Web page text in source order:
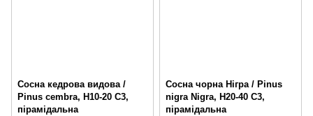
Сосна кедрова видова /
Pinus cembra, H10-20 С3,
пірамідальна
Сосна чорна Нігра / Pinus
nigra Nigra, H20-40 С3,
пірамідальна